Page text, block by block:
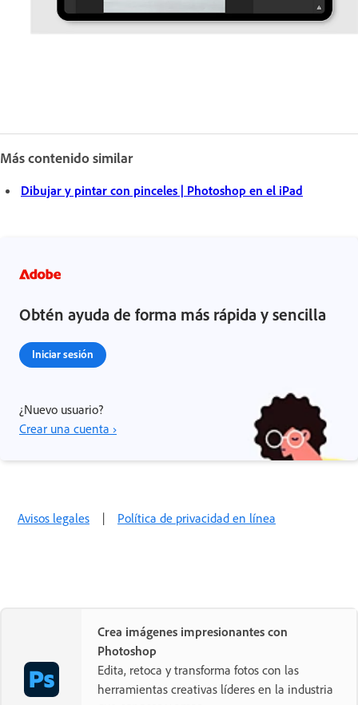
Más contenido similar
Dibujar y pintar con pinceles | Photoshop en el iPad
Obtén ayuda de forma más rápida y sencilla
Iniciar sesión
¿Nuevo usuario?
Crear una cuenta ›
Avisos legales | Política de privacidad en línea
Crea imágenes impresionantes con
Photoshop
Edita, retoca y transforma fotos con las
herramientas creativas líderes en la industria